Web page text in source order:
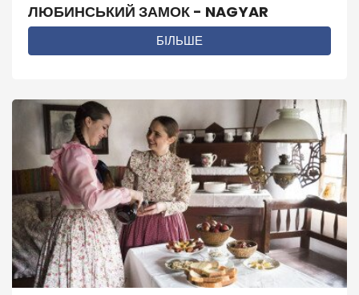
ЛЮБИНСЬКИЙ ЗАМОК - NAGYAR
БІЛЬШЕ